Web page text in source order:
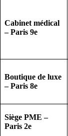
Cabinet médical
– Paris 9e
Boutique de luxe
– Paris 8e
Siège PME –
Paris 2e